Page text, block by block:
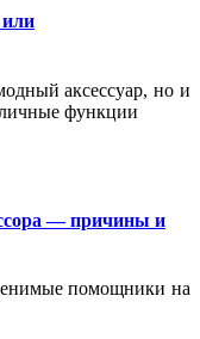
или
аксессуар, но и
функции
— причины и
помощники на